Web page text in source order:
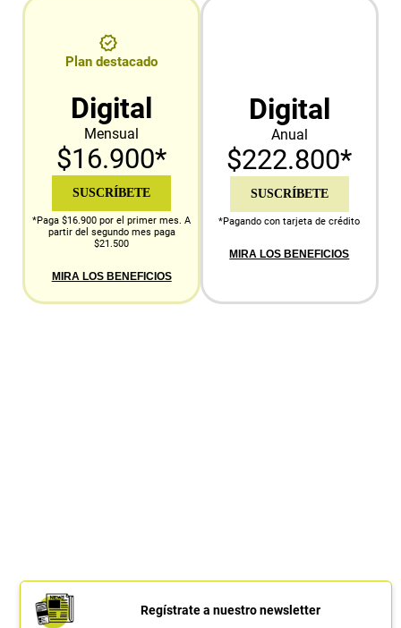
Plan destacado
Digital
Mensual
$16.900*
SUSCRÍBETE
*Paga $16.900 por el primer mes. A
partir del segundo mes paga
$21.500
MIRA LOS BENEFICIOS
Digital
Anual
$222.800*
SUSCRÍBETE
*Pagando con tarjeta de crédito
MIRA LOS BENEFICIOS
Regístrate a nuestro newsletter